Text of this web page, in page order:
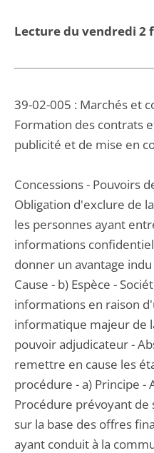
Lecture du vendredi 2
39-02-005 : Marchés et
Formation des contrats
publicité et de mise en
Concessions - Pouvoirs
Obligation d'exclure de
les personnes ayant
informations
donner un avantage indu
Cause - b) Espèce -
informations en raison
informatique majeur de
pouvoir adjudicateur -
remettre en cause les
procédure - a) Principe -
Procédure prévoyant
sur la base des offres
ayant conduit à la